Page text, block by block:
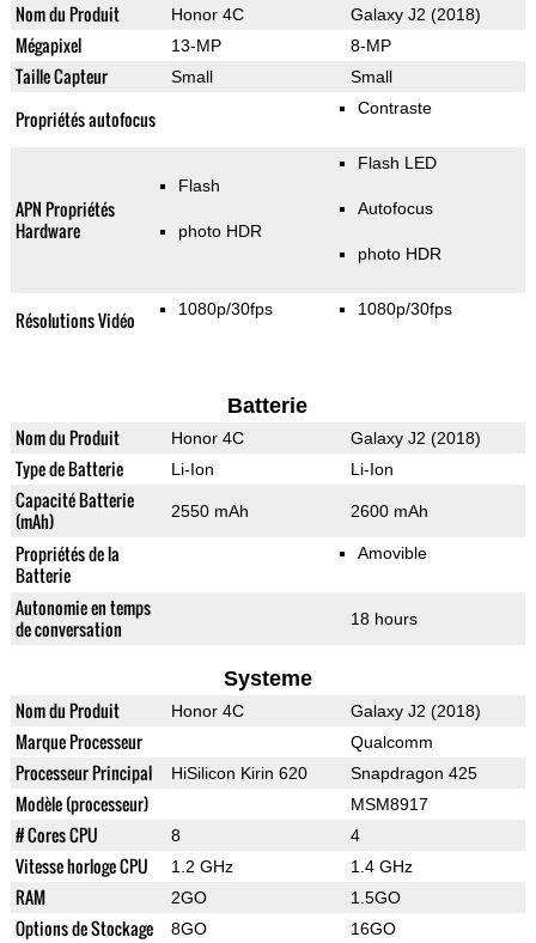
Nom du Produit Honor 4C Galaxy J2 (2018)
Mégapixel 13-MP 8-MP
Taille Capteur Small Small
Propriétés autofocus Contraste
APN Propriétés
Hardware
Flash
photo HDR
Flash LED
Autofocus
photo HDR
Résolutions Vidéo 1080p/30fps 1080p/30fps
Batterie
Nom du Produit Honor 4C Galaxy J2 (2018)
Type de Batterie Li-Ion Li-Ion
Capacité Batterie
(mAh)
2550 mAh 2600 mAh
Propriétés de la
Batterie
Amovible
Autonomie en temps
de conversation
18 hours
Systeme
Nom du Produit Honor 4C Galaxy J2 (2018)
Marque Processeur Qualcomm
Processeur Principal HiSilicon Kirin 620 Snapdragon 425
Modèle (processeur) MSM8917
# Cores CPU 8 4
Vitesse horloge CPU 1.2 GHz 1.4 GHz
RAM 2GO 1.5GO
Options de Stockage 8GO 16GO